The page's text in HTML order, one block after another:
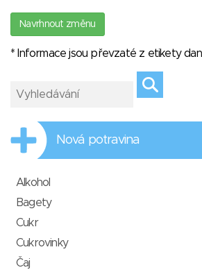
Navrhnout změnu
* Informace jsou převzaté z etikety
Nová potravina
Alkohol
Bagety
Cukr
Cukrovinky
Čaj